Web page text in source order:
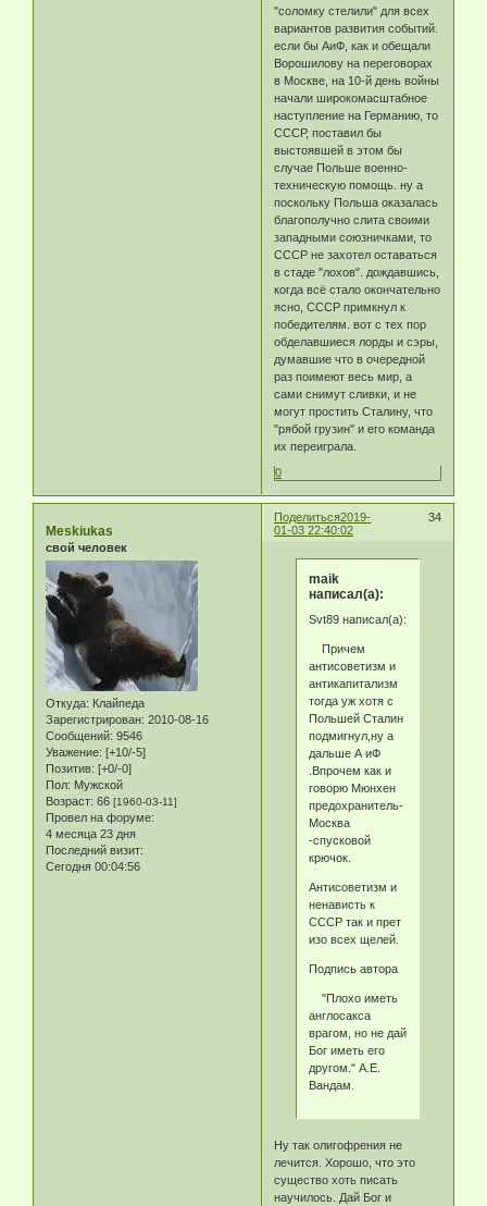
"соломку стелили" для всех
вариантов развития событий.
если бы АиФ, как и обещали
Ворошилову на переговорах
в Москве, на 10-й день войны
начали широкомасштабное
наступление на Германию, то
СССР, поставил бы
выстоявшей в этом бы
случае Польше военно-
техническую помощь. ну а
поскольку Польша оказалась
благополучно слита своими
западными союзничками, то
СССР не захотел оставаться
в стаде "лохов". дождавшись,
когда всё стало окончательно
ясно, СССР примкнул к
победителям. вот с тех пор
обделавшиеся лорды и сэры,
думавшие что в очередной
раз поимеют весь мир, а
сами снимут сливки, и не
могут простить Сталину, что
"рябой грузин" и его команда
их переиграла.
0
Поделиться 34
2019-
01-03 22:40:02
Meskiukas
свой человек
Откуда: Клайпеда
Зарегистрирован: 2010-08-16
Сообщений: 9546
Уважение: [+10/-5]
Позитив: [+0/-0]
Пол: Мужской
Возраст: 66 [1960-03-11]
Провел на форуме:
4 месяца 23 дня
Последний визит:
Сегодня 00:04:56
maik
написал(а):
Svt89 написал(а):
Причем
антисоветизм и
антикапитализм
тогда уж хотя с
Польшей Сталин
подмигнул,ну а
дальше А иФ
.Впрочем как и
говорю Мюнхен
предохранитель-
Москва
-спусковой
крючок.
Антисоветизм и
ненависть к
СССР так и прет
изо всех щелей.
Подпись автора
"Плохо иметь
англосакса
врагом, но не дай
Бог иметь его
другом." А.Е.
Вандам.
Ну так олигофрения не
лечится. Хорошо, что это
существо хоть писать
научилось. Дай Бог и